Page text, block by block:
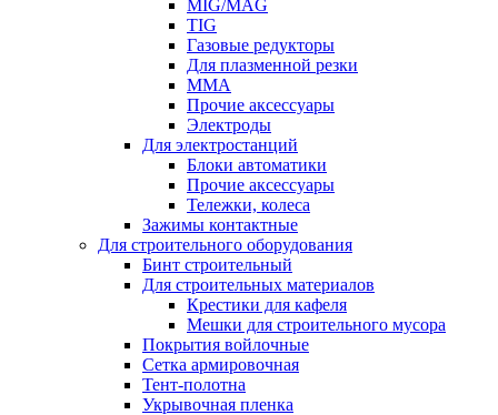
MIG/MAG
TIG
Газовые редукторы
Для плазменной резки
ММА
Прочие аксессуары
Электроды
Для электростанций
Блоки автоматики
Прочие аксессуары
Тележки, колеса
Зажимы контактные
Для строительного оборудования
Бинт строительный
Для строительных материалов
Крестики для кафеля
Мешки для строительного мусора
Покрытия войлочные
Сетка армировочная
Тент-полотна
Укрывочная пленка